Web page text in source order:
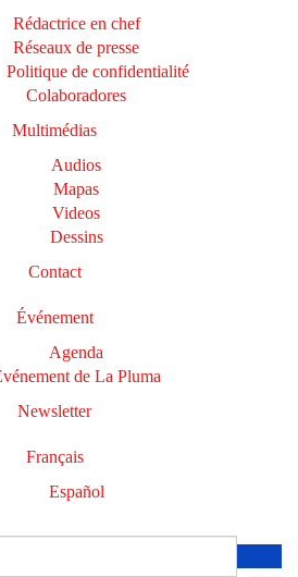
Rédactrice en chef
Réseaux de presse
Politique de confidentialité
Colaboradores
Multimédias
Audios
Mapas
Videos
Dessins
Contact
Événement
Agenda
de La Pluma
Newsletter
Français
Español